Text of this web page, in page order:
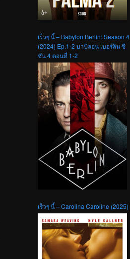
เร็วๆ นี้ – Babylon Berlin: Season 4
(2024) Ep.1-2 บาบิลอน เบอร์ลิน ซี
ซัน 4 ตอนที่ 1-2
เร็วๆ นี้ – Carolina Caroline (2025)